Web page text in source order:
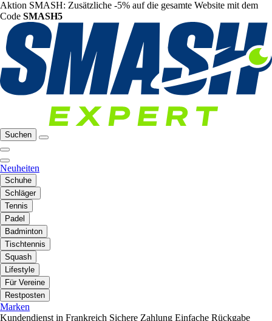
Aktion SMASH: Zusätzliche -5% auf die gesamte Website mit dem
Code SMASH5
Suchen
Neuheiten
Schuhe
Schläger
Tennis
Padel
Badminton
Tischtennis
Squash
Lifestyle
Für Vereine
Restposten
Marken
Kundendienst in Frankreich Sichere Zahlung Einfache Rückgabe